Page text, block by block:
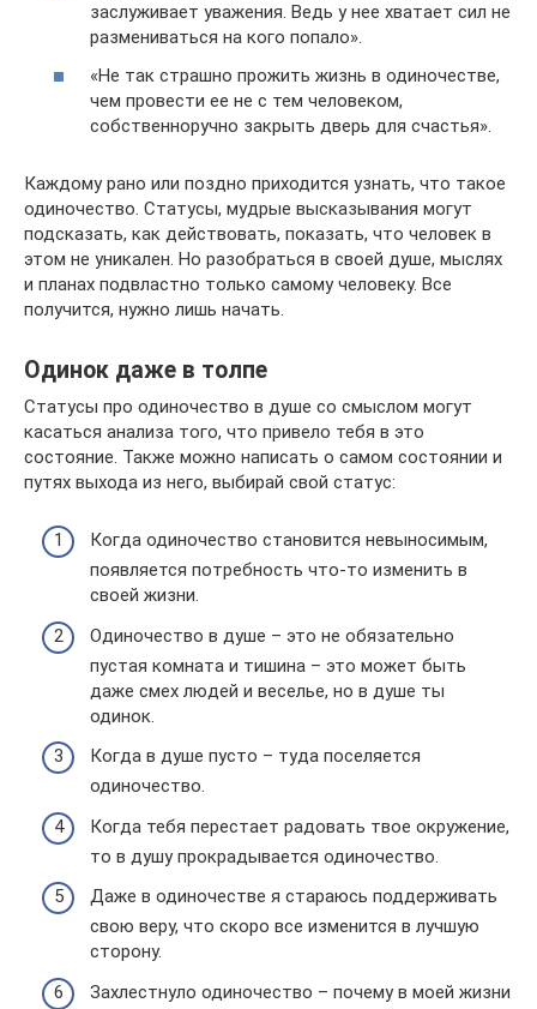
заслуживает уважения. Ведь у нее хватает сил не
размениваться на кого попало».
«Не так страшно прожить жизнь в одиночестве,
чем провести ее не с тем человеком,
собственноручно закрыть дверь для счастья».
Каждому рано или поздно приходится узнать, что такое
одиночество. Статусы, мудрые высказывания могут
подсказать, как действовать, показать, что человек в
этом не уникален. Но разобраться в своей душе, мыслях
и планах подвластно только самому человеку. Все
получится, нужно лишь начать.
Одинок даже в толпе
Статусы про одиночество в душе со смыслом могут
касаться анализа того, что привело тебя в это
состояние. Также можно написать о самом состоянии и
путях выхода из него, выбирай свой статус:
Когда одиночество становится невыносимым,
появляется потребность что-то изменить в
своей жизни.
Одиночество в душе – это не обязательно
пустая комната и тишина – это может быть
даже смех людей и веселье, но в душе ты
одинок.
Когда в душе пусто – туда поселяется
одиночество.
Когда тебя перестает радовать твое окружение,
то в душу прокрадывается одиночество.
Даже в одиночестве я стараюсь поддерживать
свою веру, что скоро все изменится в лучшую
сторону.
Захлестнуло одиночество – почему в моей жизни